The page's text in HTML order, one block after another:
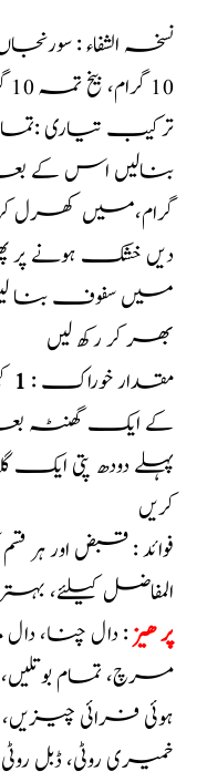
10 گرام، بیخ تمہ 10 گرام، سقمونیا ولائتی 10 گرام
ترکیب تیاری
بنالیں اس کے بعد
گرام،میں کھرل
دیں خشک ہونے پر
میں سفوف بنا
بھر کر رکھ لیں
مقدار خوراک : 1
کے ایک گھنٹہ
پہلے دودھ پتی ایک
کریں
فوائد : قبض اور ہر
المفاضل کیلئے،
پر ھیز: دال چنا،
مرچ، تمام
ہوئی فرائی چیزیں،
خمیری روٹی، ڈبل